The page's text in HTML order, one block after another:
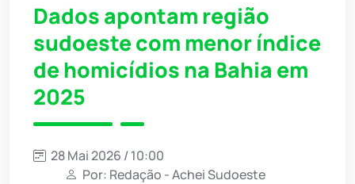
Dados apontam região
sudoeste com menor índice
de homicídios na Bahia em
2025
28 Mai 2026 / 10:00
Por: Redação - Achei Sudoeste